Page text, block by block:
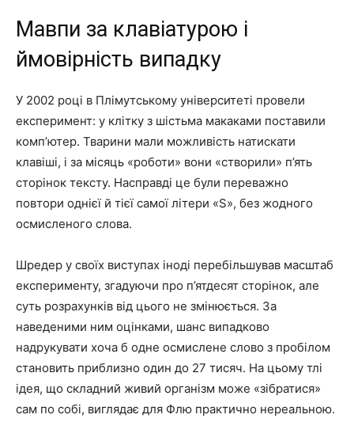
Мавпи за клавіатурою і
ймовірність випадку
У 2002 році в Плімутському університеті провели
експеримент: у клітку з шістьма макаками поставили
комп’ютер. Тварини мали можливість натискати
клавіші, і за місяць «роботи» вони «створили» п’ять
сторінок тексту. Насправді це були переважно
повтори однієї й тієї самої літери «S», без жодного
осмисленого слова.
Шредер у своїх виступах іноді перебільшував масштаб
експерименту, згадуючи про п’ятдесят сторінок, але
суть розрахунків від цього не змінюється. За
наведеними ним оцінками, шанс випадково
надрукувати хоча б одне осмислене слово з пробілом
становить приблизно один до 27 тисяч. На цьому тлі
ідея, що складний живий організм може «зібратися»
сам по собі, виглядає для Флю практично нереальною.